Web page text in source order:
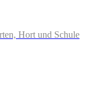
Hort und Schule